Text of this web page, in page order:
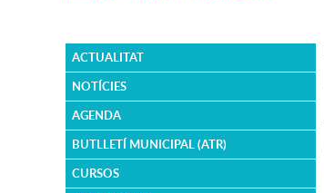
ACTUALITAT
NOTÍCIES
AGENDA
BUTLLETÍ MUNICIPAL (ATR)
CURSOS